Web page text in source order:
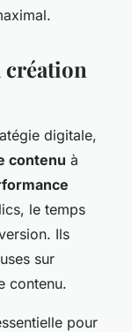
création
digitale,
contenu à
le temps
Ils
sur
contenu.
pour